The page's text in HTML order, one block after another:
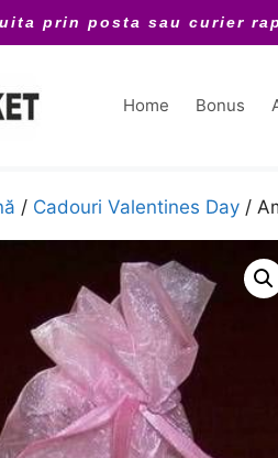
prin posta sau curier
Home Bonus
/ Cadouri Valentines Day /